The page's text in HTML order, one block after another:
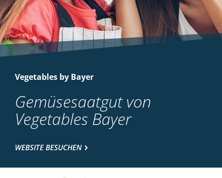
Vegetables by Bayer
Gemüsesaatgut von
Vegetables Bayer
WEBSITE BESUCHEN